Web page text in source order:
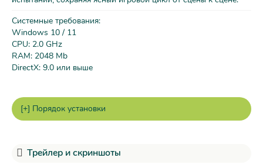
Системные требования:
Windows 10 / 11
CPU: 2.0 GHz
RAM: 2048 Mb
DirectX: 9.0 или выше
Трейлер и скриншоты